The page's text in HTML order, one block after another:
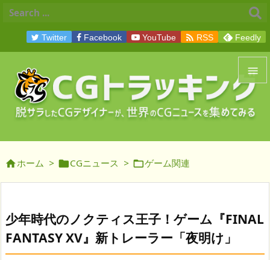


メニュ
前へ
次へ
Twitter Facebook YouTube  RSS Feedly
ホーム > CGニュース > ゲーム関連
少年時代のノクティス王子！ゲーム『FINAL
FANTASY XV』新トレーラー「夜明け」